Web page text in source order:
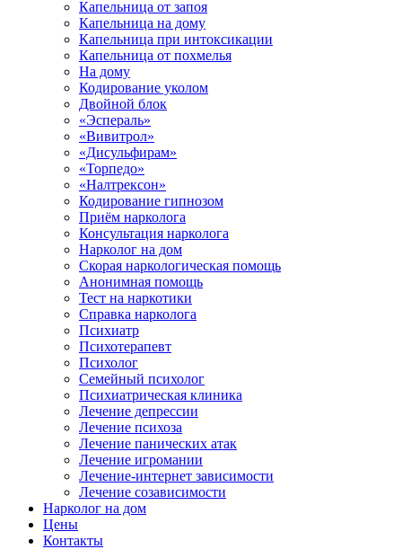
Капельница от запоя
Капельница на дому
Капельница при интоксикации
Капельница от похмелья
На дому
Кодирование уколом
Двойной блок
«Эспераль»
«Вивитрол»
«Дисульфирам»
«Торпедо»
«Налтрексон»
Кодирование гипнозом
Приём нарколога
Консультация нарколога
Нарколог на дом
Скорая наркологическая помощь
Анонимная помощь
Тест на наркотики
Справка нарколога
Психиатр
Психотерапевт
Психолог
Семейный психолог
Психиатрическая клиника
Лечение депрессии
Лечение психоза
Лечение панических атак
Лечение игромании
Лечение-интернет зависимости
Лечение созависимости
Нарколог на дом
Цены
Контакты